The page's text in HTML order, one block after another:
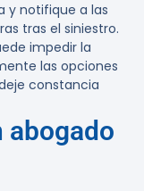
y notifique a las
tras el siniestro.
impedir la
las opciones
constancia
abogado